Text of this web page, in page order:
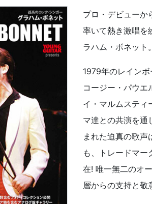
プロ・デビューか
率いて熱き激唱を
ラハム・ボネット。
1979年のレインボ
コージー・パウエ
イ・マルムスティ
マ達との共演を通
まれた迫真の歌
も、トレードマー
在! 唯一無二のオ
層からの支持と敬